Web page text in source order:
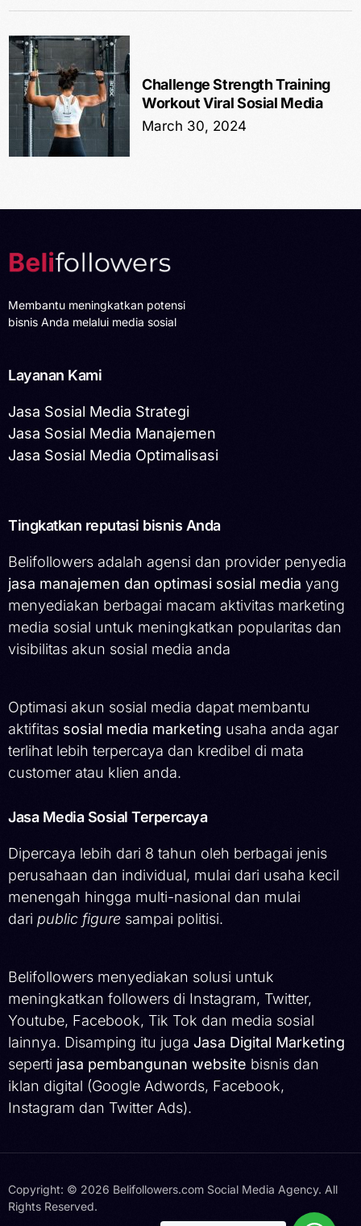
Challenge Strength Training
Workout Viral Sosial Media
March 30, 2024
Membantu meningkatkan potensi
bisnis Anda melalui media sosial
Layanan Kami
Jasa Sosial Media Strategi
Jasa Sosial Media Manajemen
Jasa Sosial Media Optimalisasi
Tingkatkan reputasi bisnis Anda
Belifollowers adalah agensi dan provider penyedia
jasa manajemen dan optimasi sosial media yang
menyediakan berbagai macam aktivitas marketing
media sosial untuk meningkatkan popularitas dan
visibilitas akun sosial media anda
Optimasi akun sosial media dapat membantu
aktifitas sosial media marketing usaha anda agar
terlihat lebih terpercaya dan kredibel di mata
customer atau klien anda.
Jasa Media Sosial Terpercaya
Dipercaya lebih dari 8 tahun oleh berbagai jenis
perusahaan dan individual, mulai dari usaha kecil
menengah hingga multi-nasional dan mulai
dari public figure sampai politisi.
Belifollowers menyediakan solusi untuk
meningkatkan followers di Instagram, Twitter,
Youtube, Facebook, Tik Tok dan media sosial
lainnya. Disamping itu juga Jasa Digital Marketing
seperti jasa pembangunan website bisnis dan
iklan digital (Google Adwords, Facebook,
Instagram dan Twitter Ads).
Copyright: © 2026 Belifollowers.com Social Media Agency. All
Rights Reserved.